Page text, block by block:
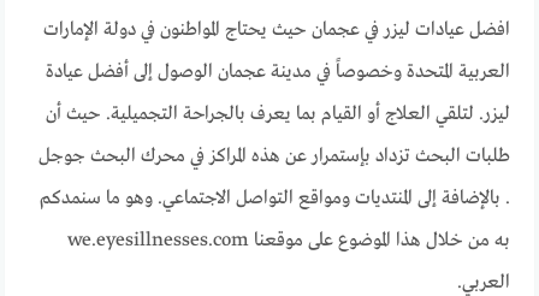
افضل عيادات ليزر في عجمان حيث يحتاج المواطنون في دولة الإمارات
العربية المتحدة وخصوصاً في مدينة عجمان الوصول إلى أفضل عيادة
ليزر. لتلقي العلاج أو القيام بما يعرف بالجراحة التجميلية. حيث أن
طلبات البحث تزداد بإستمرار عن هذه المراكز في محرك البحث جوجل
. بالإضافة إلى المنتديات ومواقع التواصل الاجتماعي. وهو ما سنمدكم
به من خلال هذا الموضوع على موقعنا we.eyesillnesses.com
العربي.